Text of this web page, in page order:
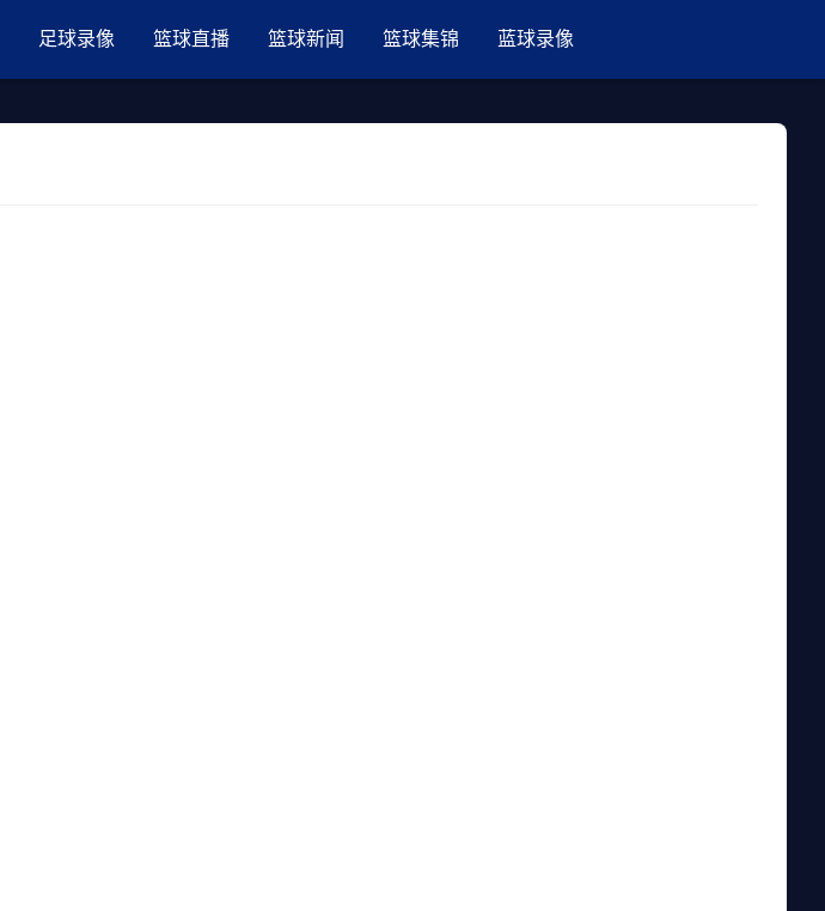
足球录像 篮球直播 篮球新闻 篮球集锦 蓝球录像